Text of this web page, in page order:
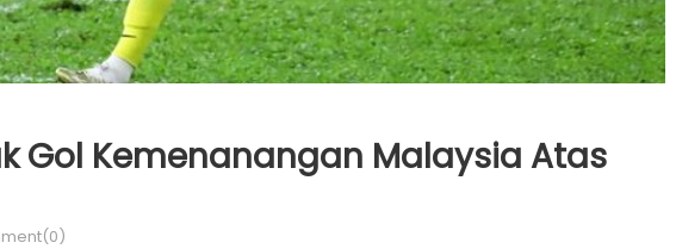
Gol Kemenanangan Malaysia Atas